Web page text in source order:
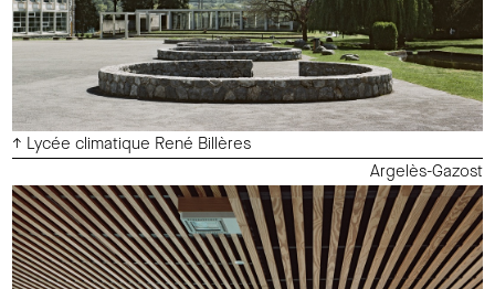
↑ Lycée climatique René Billères
Argelès-Gazost